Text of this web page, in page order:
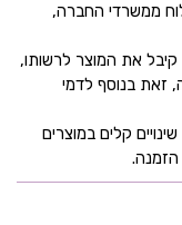
ממשרדי החברה,
את המוצר לרשותו,
זאת בנוסף לדמי
קלים במוצרים
הזמנה.